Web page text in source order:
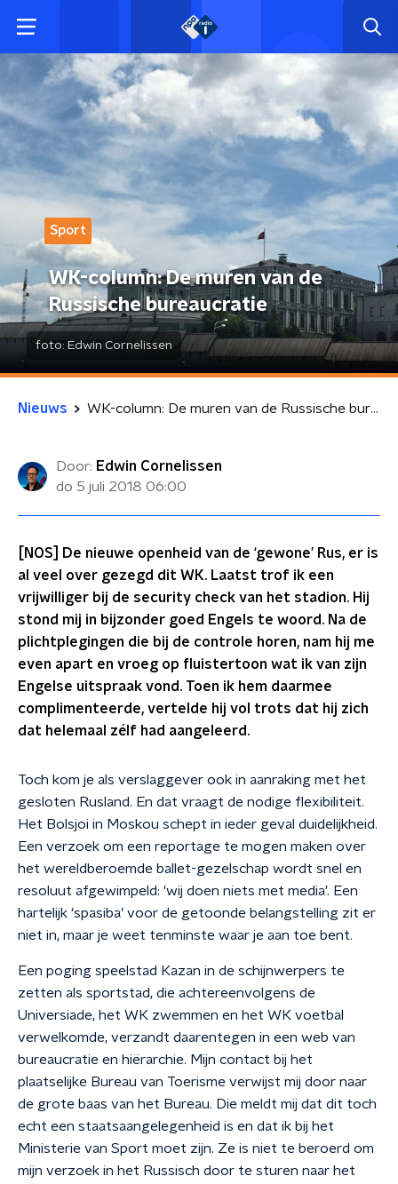
Sport
WK-column: De muren van de
Russische bureaucratie
foto: Edwin Cornelissen
Nieuws WK-column: De muren van de Russische bureaucratie
Door: Edwin Cornelissen
do 5 juli 2018 06:00
[NOS] De nieuwe openheid van de ‘gewone’ Rus, er is
al veel over gezegd dit WK. Laatst trof ik een
vrijwilliger bij de security check van het stadion. Hij
stond mij in bijzonder goed Engels te woord. Na de
plichtplegingen die bij de controle horen, nam hij me
even apart en vroeg op fluistertoon wat ik van zijn
Engelse uitspraak vond. Toen ik hem daarmee
complimenteerde, vertelde hij vol trots dat hij zich
dat helemaal zélf had aangeleerd.
Toch kom je als verslaggever ook in aanraking met het
gesloten Rusland. En dat vraagt de nodige flexibiliteit.
Het Bolsjoi in Moskou schept in ieder geval duidelijkheid.
Een verzoek om een reportage te mogen maken over
het wereldberoemde ballet-gezelschap wordt snel en
resoluut afgewimpeld: 'wij doen niets met media'. Een
hartelijk ‘spasiba’ voor de getoonde belangstelling zit er
niet in, maar je weet tenminste waar je aan toe bent.
Een poging speelstad Kazan in de schijnwerpers te
zetten als sportstad, die achtereenvolgens de
Universiade, het WK zwemmen en het WK voetbal
verwelkomde, verzandt daarentegen in een web van
bureaucratie en hiërarchie. Mijn contact bij het
plaatselijke Bureau van Toerisme verwijst mij door naar
de grote baas van het Bureau. Die meldt mij dat dit toch
echt een staatsaangelegenheid is en dat ik bij het
Ministerie van Sport moet zijn. Ze is niet te beroerd om
mijn verzoek in het Russisch door te sturen naar het